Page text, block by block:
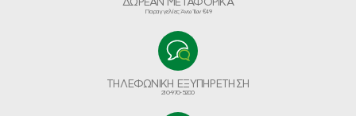
Παραγγελίες Άνω Των €49
ΤΗΛΕΦΩΝΙΚΗ ΕΞΥΠΗΡΕΤΗΣΗ
210-970-5200